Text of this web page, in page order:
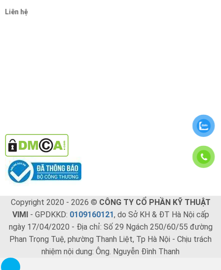
Liên hệ
Copyright 2020 - 2026 © CÔNG TY CỔ PHẦN KỸ THUẬT
VIMI- GPDKKD: 0109160121, do Sở KH & ĐT Hà Nội cấp
ngày 17/04/2020 - Địa chỉ: Số 29 Ngách 250/60/55 đường
Phan Trọng Tuệ, phường Thanh Liệt, Tp Hà Nội - Chịu trách
nhiệm nội dung: Ông. Nguyễn Đình Thanh